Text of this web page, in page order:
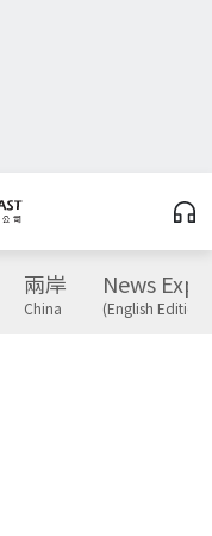
兩岸
China
News
(English Edition)